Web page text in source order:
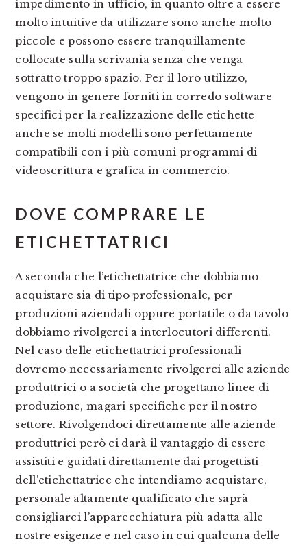
impedimento in ufficio, in quanto oltre a essere
molto intuitive da utilizzare sono anche molto
piccole e possono essere tranquillamente
collocate sulla scrivania senza che venga
sottratto troppo spazio. Per il loro utilizzo,
vengono in genere forniti in corredo software
specifici per la realizzazione delle etichette
anche se molti modelli sono perfettamente
compatibili con i più comuni programmi di
videoscrittura e grafica in commercio.
DOVE COMPRARE LE
ETICHETTATRICI
A seconda che l’etichettatrice che dobbiamo
acquistare sia di tipo professionale, per
produzioni aziendali oppure portatile o da tavolo
dobbiamo rivolgerci a interlocutori differenti.
Nel caso delle etichettatrici professionali
dovremo necessariamente rivolgerci alle aziende
produttrici o a società che progettano linee di
produzione, magari specifiche per il nostro
settore. Rivolgendoci direttamente alle aziende
produttrici però ci darà il vantaggio di essere
assistiti e guidati direttamente dai progettisti
dell’etichettatrice che intendiamo acquistare,
personale altamente qualificato che saprà
consigliarci l’apparecchiatura più adatta alle
nostre esigenze e nel caso in cui qualcuna delle